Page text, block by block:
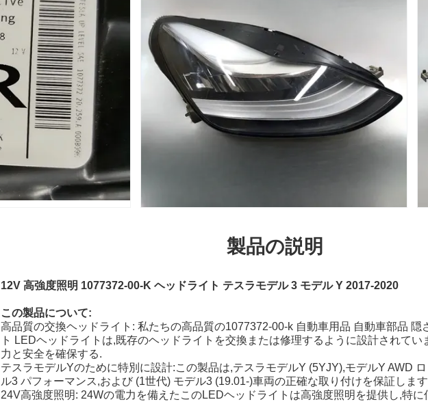
製品の説明
12V 高強度照明 1077372-00-K ヘッドライト テスラモデル 3 モデル Y 2017-2020
この製品について:
高品質の交換ヘッドライト: 私たちの高品質の1077372-00-k 自動車用品 自動車部品 隠
ト LEDヘッドライトは,既存のヘッドライトを交換または修理するように設計されて
力と安全を確保する.
テスラモデルYのために特別に設計:この製品は,テスラモデルY (5YJY),モデルY AWD
ル3 パフォーマンス,および (1世代) モデル3 (19.01-)車両の正確な取り付けを保証しま
24V高強度照明: 24Wの電力を備えたこのLEDヘッドライトは高強度照明を提供し,特